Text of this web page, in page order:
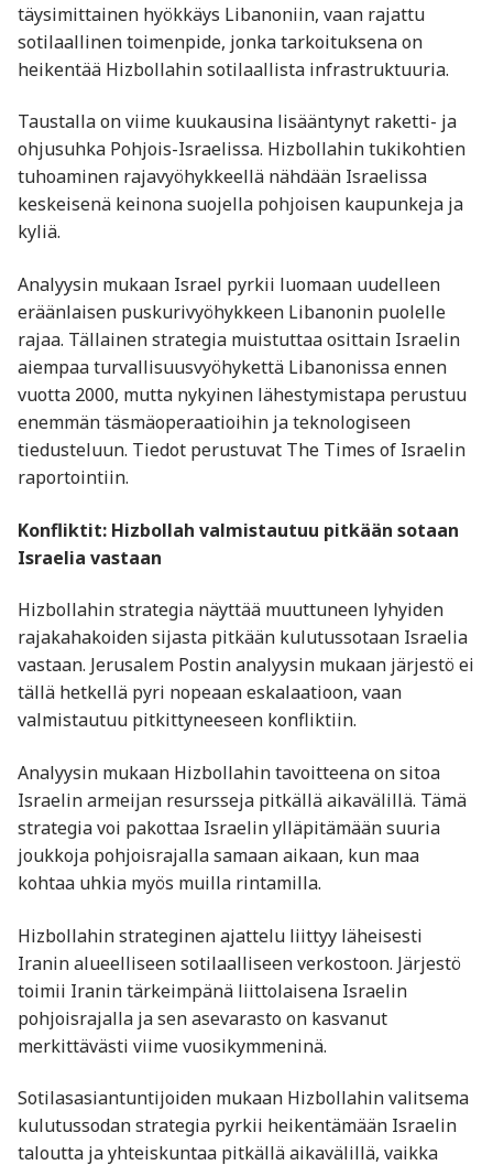
täysimittainen hyökkäys Libanoniin, vaan rajattu
sotilaallinen toimenpide, jonka tarkoituksena on
heikentää Hizbollahin sotilaallista infrastruktuuria.
Taustalla on viime kuukausina lisääntynyt raketti- ja
ohjusuhka Pohjois-Israelissa. Hizbollahin tukikohtien
tuhoaminen rajavyöhykkeellä nähdään Israelissa
keskeisenä keinona suojella pohjoisen kaupunkeja ja
kyliä.
Analyysin mukaan Israel pyrkii luomaan uudelleen
eräänlaisen puskurivyöhykkeen Libanonin puolelle
rajaa. Tällainen strategia muistuttaa osittain Israelin
aiempaa turvallisuusvyöhykettä Libanonissa ennen
vuotta 2000, mutta nykyinen lähestymistapa perustuu
enemmän täsmäoperaatioihin ja teknologiseen
tiedusteluun. Tiedot perustuvat The Times of Israelin
raportointiin.
Konfliktit: Hizbollah valmistautuu pitkään sotaan
Israelia vastaan
Hizbollahin strategia näyttää muuttuneen lyhyiden
rajakahakoiden sijasta pitkään kulutussotaan Israelia
vastaan. Jerusalem Postin analyysin mukaan järjestö ei
tällä hetkellä pyri nopeaan eskalaatioon, vaan
valmistautuu pitkittyneeseen konfliktiin.
Analyysin mukaan Hizbollahin tavoitteena on sitoa
Israelin armeijan resursseja pitkällä aikavälillä. Tämä
strategia voi pakottaa Israelin ylläpitämään suuria
joukkoja pohjoisrajalla samaan aikaan, kun maa
kohtaa uhkia myös muilla rintamilla.
Hizbollahin strateginen ajattelu liittyy läheisesti
Iranin alueelliseen sotilaalliseen verkostoon. Järjestö
toimii Iranin tärkeimpänä liittolaisena Israelin
pohjoisrajalla ja sen asevarasto on kasvanut
merkittävästi viime vuosikymmeninä.
Sotilasasiantuntijoiden mukaan Hizbollahin valitsema
kulutussodan strategia pyrkii heikentämään Israelin
taloutta ja yhteiskuntaa pitkällä aikavälillä, vaikka